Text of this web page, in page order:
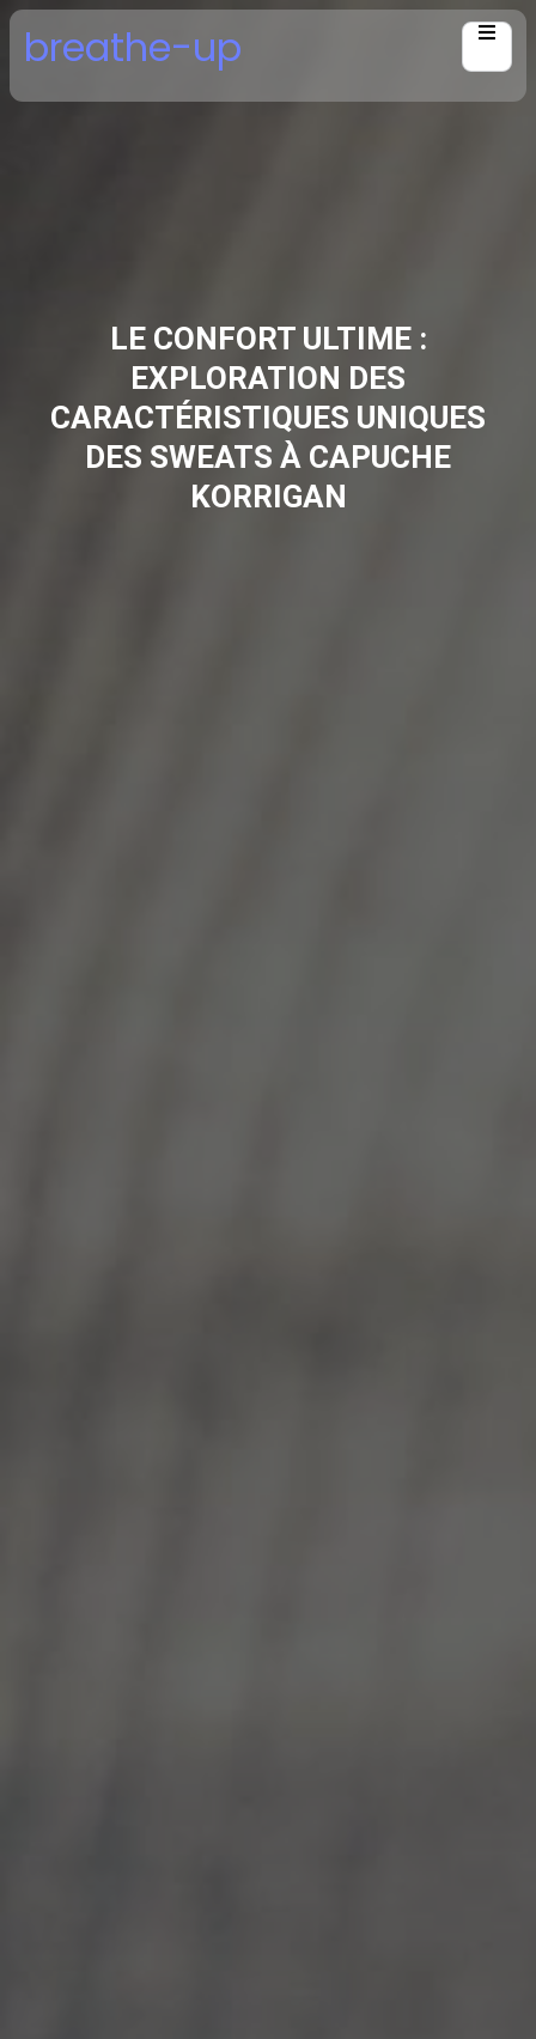
Skip
content
breathe-up
LE CONFORT ULTIME :
EXPLORATION DES
CARACTÉRISTIQUES UNIQUES
DES SWEATS À CAPUCHE
KORRIGAN